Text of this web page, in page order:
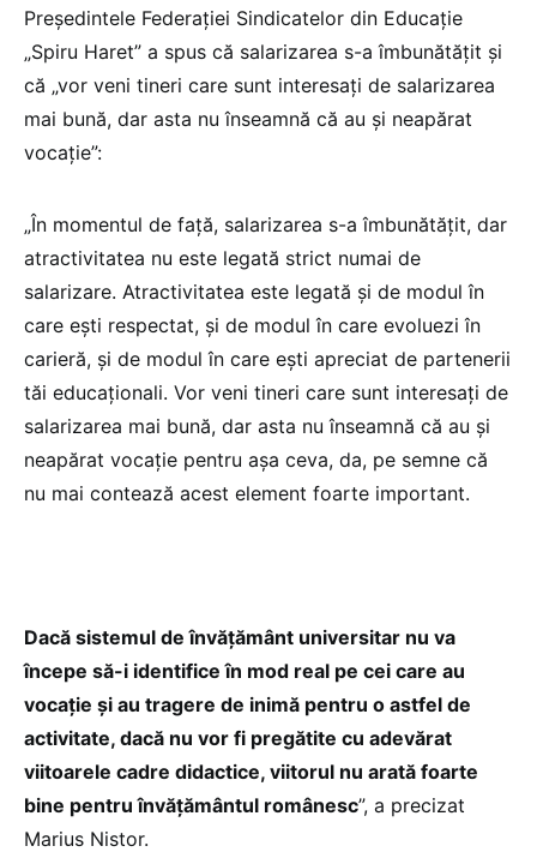
Președintele Federației Sindicatelor din Educație
„Spiru Haret” a spus că salarizarea s-a îmbunătățit și
că „vor veni tineri care sunt interesați de salarizarea
mai bună, dar asta nu înseamnă că au și neapărat
vocație”:
„În momentul de față, salarizarea s-a îmbunătățit, dar
atractivitatea nu este legată strict numai de
salarizare. Atractivitatea este legată și de modul în
care ești respectat, și de modul în care evoluezi în
carieră, și de modul în care ești apreciat de partenerii
tăi educaționali. Vor veni tineri care sunt interesați de
salarizarea mai bună, dar asta nu înseamnă că au și
neapărat vocație pentru așa ceva, da, pe semne că
nu mai contează acest element foarte important.
Dacă sistemul de învățământ universitar nu va
începe să-i identifice în mod real pe cei care au
vocație și au tragere de inimă pentru o astfel de
activitate, dacă nu vor fi pregătite cu adevărat
viitoarele cadre didactice, viitorul nu arată foarte
bine pentru învățământul românesc”, a precizat
Marius Nistor.